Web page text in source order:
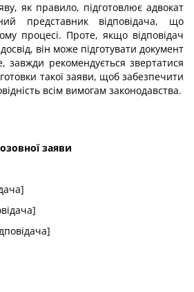
як правило, підготовлює адвокат
представник відповідача, що
процесі. Проте, якщо відповідач
він може підготувати документ
завжди рекомендується звертатися
такої заяви, щоб забезпечити
всім вимогам законодавства.
заяви